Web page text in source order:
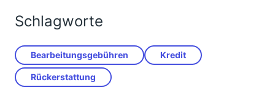
Schriftliches gehört haben und die von Ihnen
gesetzte Frist verstrichen ist. Für diese Bank ist
Deutsche Bundesbank
Schlichtungsstelle
Postfach 111232
Schlagworte
Bearbeitungsgebühren Kredit
Rückerstattung